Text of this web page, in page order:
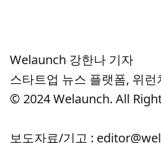
Welaunch 강한나 기자
스타트업 뉴스 플랫폼, 위런
© 2024 Welaunch. All
보도자료/기고 :